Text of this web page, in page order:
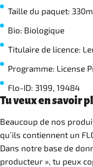
Taille du paquet:
Bio: Biologique
Titulaire de licence:
Programme: License
Flo-ID: 3199, 19484
Tu veux en savoir
Beaucoup de nos
qu’ils contiennent un
Dans notre base de
producteur », tu peux